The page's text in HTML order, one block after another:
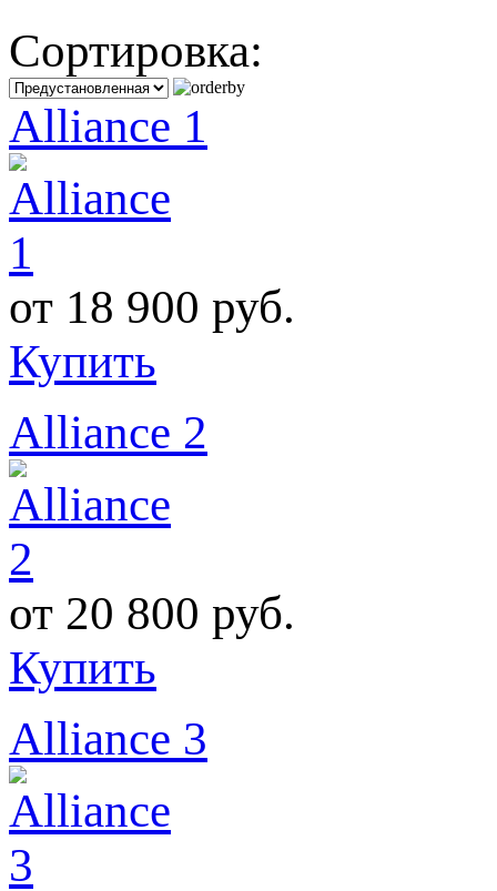
Сортировка:
Alliance 1
от 18 900 руб.
Купить
Alliance 2
от 20 800 руб.
Купить
Alliance 3